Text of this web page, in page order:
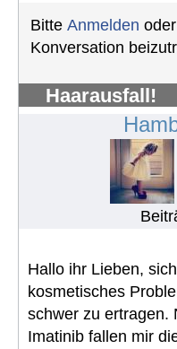
Bitte Anmelden oder
Konversation
Haarausfall!
Hallo ihr Lieben,
kosmetisches
schwer zu ertragen.
Imatinib fallen mir